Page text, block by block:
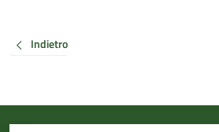
Indietro